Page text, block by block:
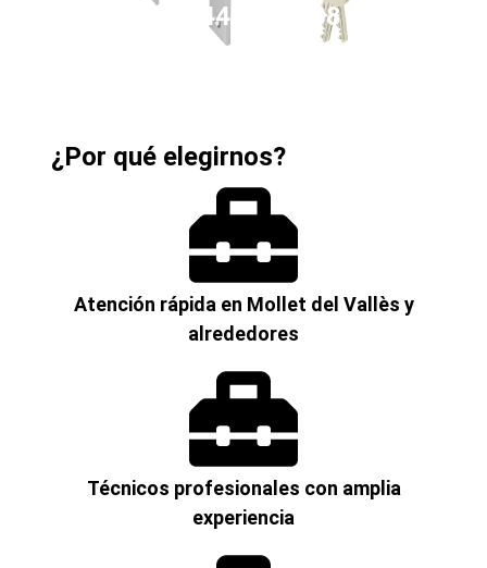
644 71 95 88
¿Por qué elegirnos?
Atención rápida en Mollet del Vallès y
alrededores
Técnicos profesionales con amplia
experiencia